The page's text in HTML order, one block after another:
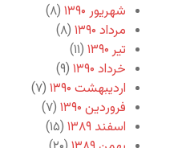
شهریور ۱۳۹۰
(۸)
مرداد ۱۳۹۰
(۸)
تیر ۱۳۹۰
(۱۱)
خرداد ۱۳۹۰
(۹)
اردیبهشت ۱۳۹۰
(۷)
فروردین ۱۳۹۰
(۷)
اسفند ۱۳۸۹
(۱۵)